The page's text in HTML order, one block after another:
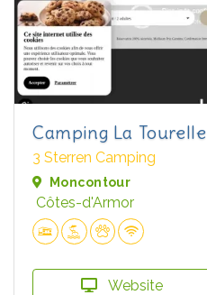
Camping La Tourelle
3 Sterren Camping
Moncontour
Côtes-d'Armor
Website